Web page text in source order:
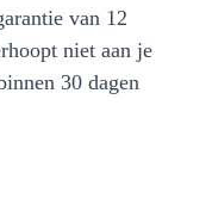
van 12
niet aan je
30 dagen